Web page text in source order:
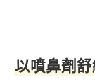
以噴鼻劑